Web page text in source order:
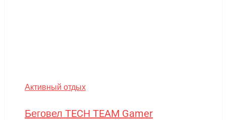
Активный отдых
Беговел TECH TEAM Gamer